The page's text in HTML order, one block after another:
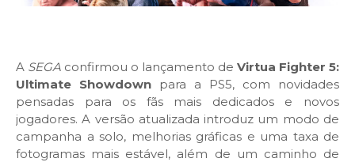
A SEGA confirmou o lançamento de Virtua Fighter 5:
Ultimate Showdown para a PS5, com novidades
pensadas para os fãs mais dedicados e novos
jogadores. A versão atualizada introduz um modo de
campanha a solo, melhorias gráficas e uma taxa de
fotogramas mais estável, além de um caminho de